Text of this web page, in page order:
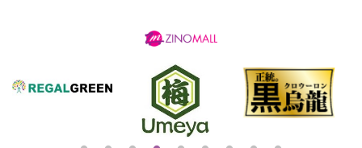
製好友推薦碼並透過
，介紹愈多新朋
現金回贈。 3.
後按【登入】或直接連
然後按【加入購物車】
角的購物車圖案 ,